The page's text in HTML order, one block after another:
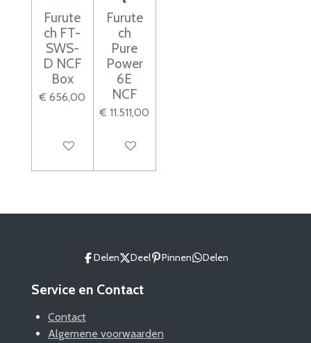
Furute
ch FT-
SWS-
D NCF
Box
€ 656,00
In winkelwagen
Furute
ch
Pure
Power
6E
NCF
€ 11.511,00
In winkelwagen
Delen Deel Pinnen Delen
Service en Contact
Contact
Algemene voorwaarden